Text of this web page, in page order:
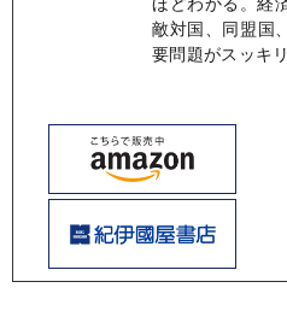
敵対国、同盟
要問題がスッキ